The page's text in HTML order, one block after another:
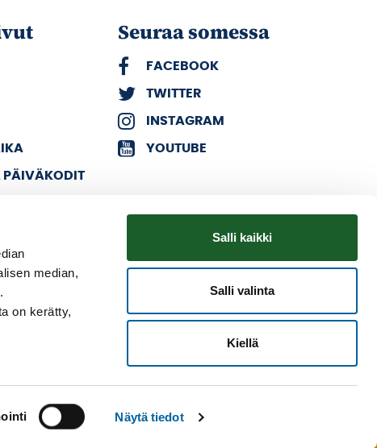
median,
on kerätty,
Näytä tiedot
Salli kaikki
Salli valinta
Kiellä
PÄIVÄKODIT
Seuraa somessa
FACEBOOK
TWITTER
INSTAGRAM
YOUTUBE